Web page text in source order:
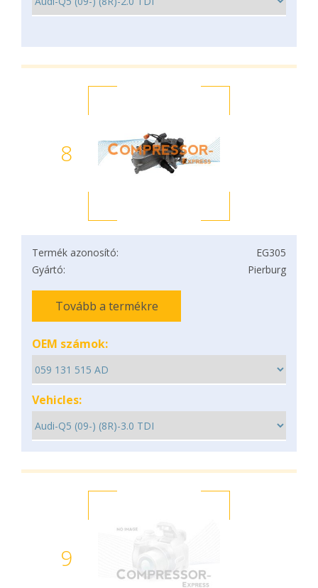
8
Termék azonosító:
EG305
Gyártó:
Pierburg
Tovább a termékre
OEM számok:
Vehicles:
9